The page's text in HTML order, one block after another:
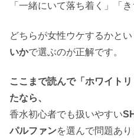
「一緒にいて落ち着く」「
どちらが女性ウケするかとい
いかで選ぶのが正解です。
ここまで読んで「ホワイト
たなら、
香水初心者でも扱いやすい
パルファンを選んで問題あり